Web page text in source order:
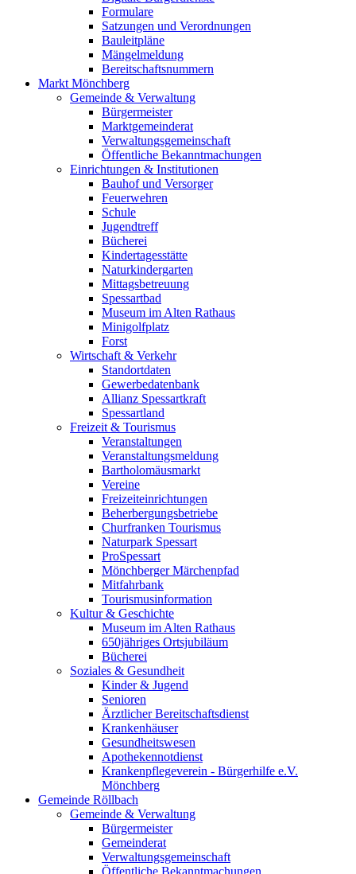
Formulare
Satzungen und Verordnungen
Bauleitpläne
Mängelmeldung
Bereitschaftsnummern
Markt Mönchberg
Gemeinde & Verwaltung
Bürgermeister
Marktgemeinderat
Verwaltungsgemeinschaft
Öffentliche Bekanntmachungen
Einrichtungen & Institutionen
Bauhof und Versorger
Feuerwehren
Schule
Jugendtreff
Bücherei
Kindertagesstätte
Naturkindergarten
Mittagsbetreuung
Spessartbad
Museum im Alten Rathaus
Minigolfplatz
Forst
Wirtschaft & Verkehr
Standortdaten
Gewerbedatenbank
Allianz Spessartkraft
Spessartland
Freizeit & Tourismus
Veranstaltungen
Veranstaltungsmeldung
Bartholomäusmarkt
Vereine
Freizeiteinrichtungen
Beherbergungsbetriebe
Churfranken Tourismus
Naturpark Spessart
ProSpessart
Mönchberger Märchenpfad
Mitfahrbank
Tourismusinformation
Kultur & Geschichte
Museum im Alten Rathaus
650jähriges Ortsjubiläum
Bücherei
Soziales & Gesundheit
Kinder & Jugend
Senioren
Ärztlicher Bereitschaftsdienst
Krankenhäuser
Gesundheitswesen
Apothekennotdienst
Krankenpflegeverein - Bürgerhilfe e.V.
Mönchberg
Gemeinde Röllbach
Gemeinde & Verwaltung
Bürgermeister
Gemeinderat
Verwaltungsgemeinschaft
Öffentliche Bekanntmachungen